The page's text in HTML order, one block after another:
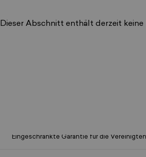
Dieser Abschnitt enthält derzeit keine
Eingeschränkte Garantie für die